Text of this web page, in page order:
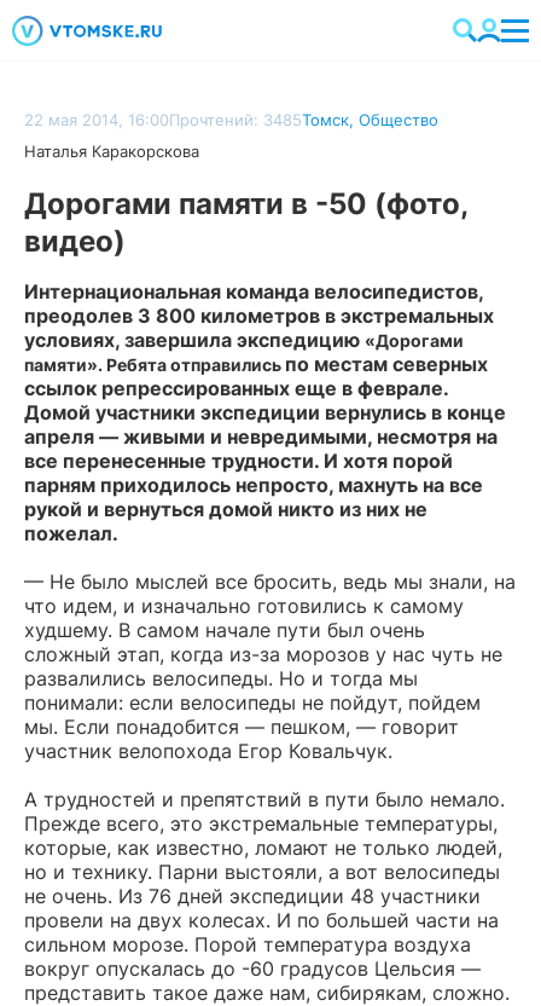
22 мая 2014, 16:00Прочтений: 3485Томск, Общество
Наталья Каракорскова
Дорогами памяти в -50 (фото,
видео)
Интернациональная команда велосипедистов,
преодолев 3 800 километров в экстремальных
условиях, завершила экспедицию «Дорогами
памяти». Ребята отправились по местам северных
ссылок репрессированных еще в феврале.
Домой участники экспедиции вернулись в конце
апреля — живыми и невредимыми, несмотря на
все перенесенные трудности. И хотя порой
парням приходилось непросто, махнуть на все
рукой и вернуться домой никто из них не
пожелал.
— Не было мыслей все бросить, ведь мы знали, на
что идем, и изначально готовились к самому
худшему. В самом начале пути был очень
сложный этап, когда из-за морозов у нас чуть не
развалились велосипеды. Но и тогда мы
понимали: если велосипеды не пойдут, пойдем
мы. Если понадобится — пешком, — говорит
участник велопохода Егор Ковальчук.
А трудностей и препятствий в пути было немало.
Прежде всего, это экстремальные температуры,
которые, как известно, ломают не только людей,
но и технику. Парни выстояли, а вот велосипеды
не очень. Из 76 дней экспедиции 48 участники
провели на двух колесах. И по большей части на
сильном морозе. Порой температура воздуха
вокруг опускалась до -60 градусов Цельсия —
представить такое даже нам, сибирякам, сложно.